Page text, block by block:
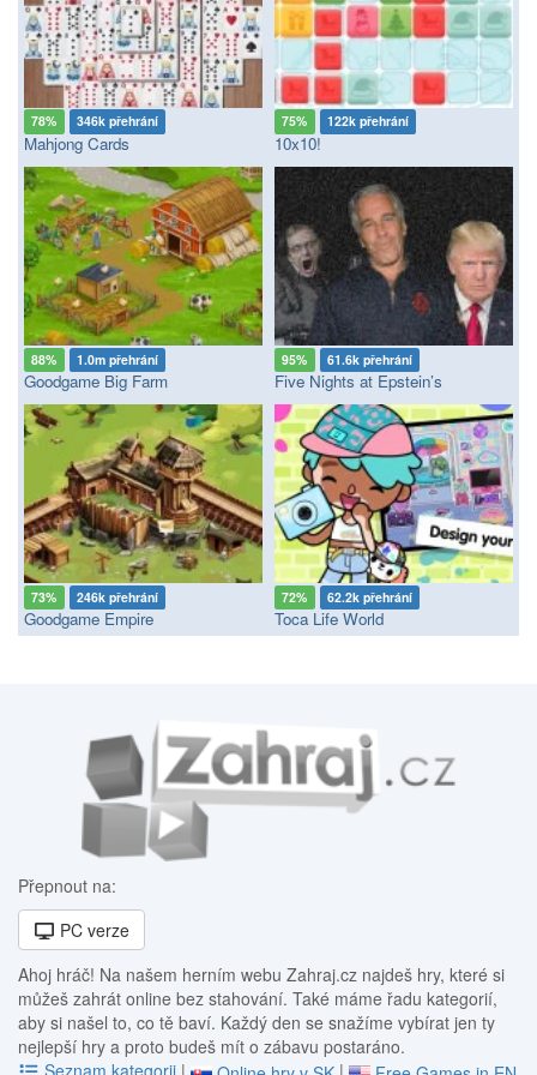
78% 346k přehrání
Mahjong Cards
75% 122k přehrání
10x10!
88% 1.0m přehrání
Goodgame Big Farm
95% 61.6k přehrání
Five Nights at Epstein’s
73% 246k přehrání
Goodgame Empire
72% 62.2k přehrání
Toca Life World
Přepnout na:
PC verze
Ahoj hráč! Na našem herním webu Zahraj.cz najdeš hry, které si
můžeš zahrát online bez stahování. Také máme řadu kategorií,
aby si našel to, co tě baví. Každý den se snažíme vybírat jen ty
nejlepší hry a proto budeš mít o zábavu postaráno.